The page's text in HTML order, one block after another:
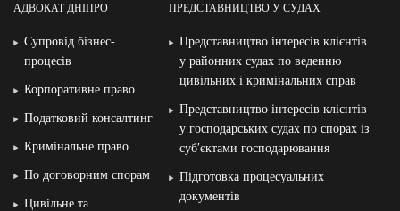
АДВОКАТ ДНІПРО
Супровід бізнес-
процесів
Корпоративне право
Податковий консалтинг
Кримінальне право
По договорним спорам
Цивільне та
ПРЕДСТАВНИЦТВО У СУДАХ
Представництво інтересів клієнтів
у районних судах по веденню
цивільних і кримінальних справ
Представництво інтересів клієнтів
у господарських судах по спорах із
суб′єктами господарювання
Підготовка процесуальних
документів